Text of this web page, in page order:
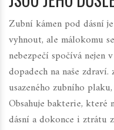
Zubní kámen pod dásní
vyhnout, ale málokomu
nebezpečí spočívá nejen
dopadech na naše
usazeného zubního
Obsahuje bakterie, které
dásní a dokonce i ztrátu